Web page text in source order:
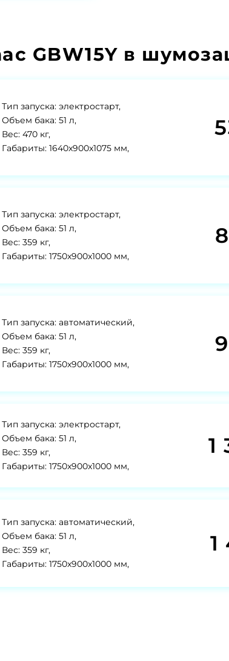
GBW15Y в
Тип запуска: электростарт,
Объем бака: 51 л,
Вес: 470 кг,
Габариты: 1640x900x1075 мм,
Тип запуска: электростарт,
Объем бака: 51 л,
Вес: 359 кг,
Габариты: 1750x900x1000 мм,
Тип запуска: автоматический,
Объем бака: 51 л,
Вес: 359 кг,
Габариты: 1750x900x1000 мм,
Тип запуска: электростарт,
Объем бака: 51 л,
Вес: 359 кг,
Габариты: 1750x900x1000 мм,
1
Тип запуска: автоматический,
Объем бака: 51 л,
Вес: 359 кг,
Габариты: 1750x900x1000 мм,
1